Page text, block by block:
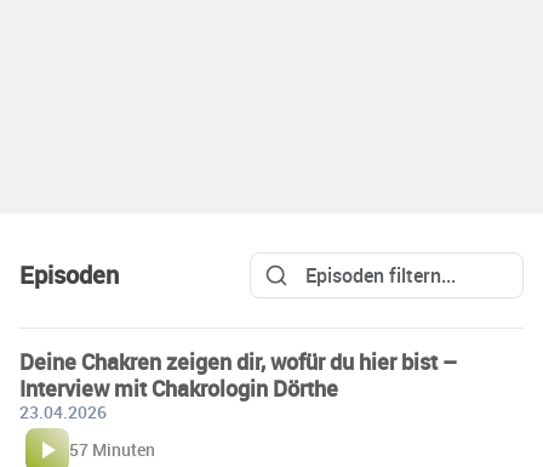
Episoden
Deine Chakren zeigen dir, wofür du hier bist –
Interview mit Chakrologin Dörthe
23.04.2026
57 Minuten